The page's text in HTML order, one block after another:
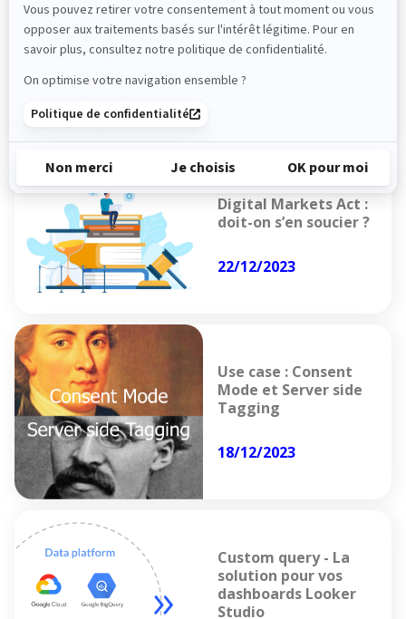
exploiter la valeur de
vos données à son
plein potentiel
Digital Markets Act :
doit-on s’en soucier ?
22/12/2023
Use case : Consent
Mode et Server side
Tagging
18/12/2023
Custom query - La
solution pour vos
dashboards Looker
Studio